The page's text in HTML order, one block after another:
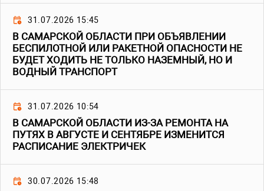
31.07.2026 15:45
В САМАРСКОЙ ОБЛАСТИ ПРИ ОБЪЯВЛЕНИИ
БЕСПИЛОТНОЙ ИЛИ РАКЕТНОЙ ОПАСНОСТИ НЕ
БУДЕТ ХОДИТЬ НЕ ТОЛЬКО НАЗЕМНЫЙ, НО И
ВОДНЫЙ ТРАНСПОРТ
31.07.2026 10:54
В САМАРСКОЙ ОБЛАСТИ ИЗ-ЗА РЕМОНТА НА
ПУТЯХ В АВГУСТЕ И СЕНТЯБРЕ ИЗМЕНИТСЯ
РАСПИСАНИЕ ЭЛЕКТРИЧЕК
30.07.2026 15:48